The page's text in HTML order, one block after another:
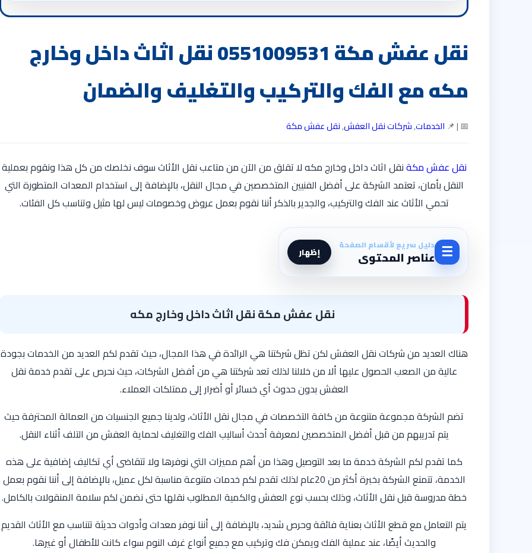
نقل عفش مكة 0551009531 نقل اثاث داخل وخارج
مكه مع الفك والتركيب والتغليف والضمان
📅 | 📌 الخدمات,شركات نقل العفش,نقل عفش مكة
نقل عفش مكةنقل اثاث داخل وخارج مكه لا تقلق من الآن من متاعب نقل الأثاث سوف نخلصك من كل هذا ونقوم بعملية
النقل بأمان، تعتمد الشركة على أفضل الفنيين المتخصصين في مجال النقل، بالإضافة إلى استخدام المعدات المتطورة التي
تحمي الأثاث عند الفك والتركيب، والجدير بالذكر أننا نقوم بعمل عروض وخصومات ليس لها مثيل وتناسب كل الفئات.
☰ دليل سريع لأقسام الصفحة
عناصر المحتوى إظهار
نقل عفش مكة نقل اثاث داخل وخارج مكه
هناك العديد من شركات نقل العفش لكن تظل شركتنا هي الرائدة في هذا المجال، حيث تقدم لكم العديد من الخدمات بجودة
عالية من الصعب الحصول عليها ألا من خلالنا لذلك تعد شركتنا هي من أفضل الشركات، حيث نحرص على تقدم خدمة نقل
العفش بدون حدوث أي خسائر أو أضرار إلى ممتلكات العملاء.
تضم الشركة مجموعة متنوعة من كافة التخصصات في مجال نقل الأثاث، ولدينا جميع الجنسيات من العمالة المحترفة حيث
يتم تدريبهم من قبل أفضل المتخصصين لمعرفة أحدث أساليب الفك والتغليف لحماية العفش من التلف أثناء النقل.
كما تقدم لكم الشركة خدمة ما بعد التوصيل وهذا من أهم مميزات التي نوفرها ولا تتقاضى أي تكاليف إضافية على هذه
الخدمة، تتمتع الشركة بخبرة أكثر من 20عام لذلك تقدم لكم خدمات متنوعة مناسبة لكل عميل، بالإضافة إلى أننا نقوم بعمل
خطة مدروسة قبل نقل الأثاث، وذلك بحسب نوع العفش والكمية المطلوب نقلها حتى نضمن لكم سلامة المنقولات بالكامل.
يتم التعامل مع قطع الأثاث بعناية فائقة وحرص شديد، بالإضافة إلى أننا نوفر معدات وأدوات حديثة تتناسب مع الأثاث القديم
والحديث أيضًا، عند عملية الفك ويمكن فك وتركيب مع جميع أنواع غرف النوم سواء كانت للأطفال أو غيرها.